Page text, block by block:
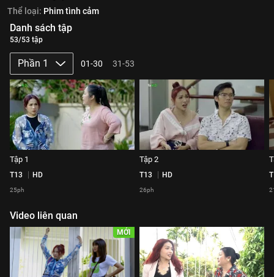
Thể loại: Phim tình cảm
Danh sách tập
53/53 tập
Phần 1 01-30 31-53
Tập 1
T13 HD
25ph
Tập 2
T13 HD
26ph
Video liên quan
MỚI